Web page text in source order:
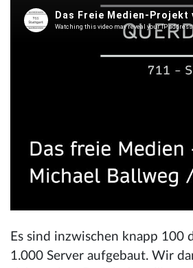
Es sind inzwischen knapp 100
1.000 Server aufgebaut. Wir